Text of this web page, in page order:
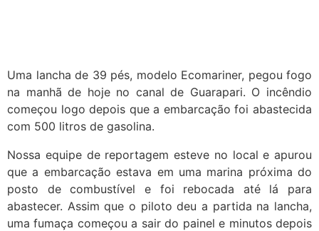
Uma lancha de 39 pés, modelo Ecomariner, pegou fogo
na manhã de hoje no canal de Guarapari. O incêndio
começou logo depois que a embarcação foi abastecida
com 500 litros de gasolina.
Nossa equipe de reportagem esteve no local e apurou
que a embarcação estava em uma marina próxima do
posto de combustível e foi rebocada até lá para
abastecer. Assim que o piloto deu a partida na lancha,
uma fumaça começou a sair do painel e minutos depois